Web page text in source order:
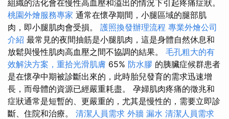
組織的活化會在慢性高血壓和溢出的情況下引起疼痛症狀。
桃園外燴服務專家 通常在懷孕期間，小腿區域的腿部肌
肉，即小腿肌肉會受損。 護照換發辦理流程 專業外燴公司
介紹 最常見的夜間抽筋是小腿肌肉，這是身體自然休息和
放鬆與慢性肌肉高血壓之間不協調的結果。 毛孔粗大的有
效解決方案，重拾光滑肌膚 65% 防水膠 的胰臟症候群患者
是在懷孕中期被診斷出來的，此時胎兒發育的需求迅速增
長，而母體的資源已經嚴重耗盡。 孕婦肌肉疼痛的徵兆和
症狀通常是短暫的、更嚴重的，尤其是慢性的，需要立即診
斷、住院和治療。 清潔人員需求 外牆 漏水 清潔人員需求